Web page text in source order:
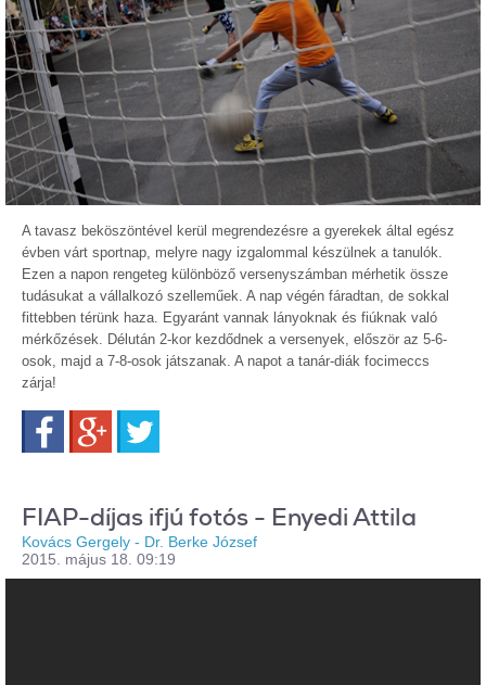
A tavasz beköszöntével kerül megrendezésre a gyerekek által egész
évben várt sportnap, melyre nagy izgalommal készülnek a tanulók.
Ezen a napon rengeteg különböző versenyszámban mérhetik össze
tudásukat a vállalkozó szelleműek. A nap végén fáradtan, de sokkal
fittebben térünk haza. Egyaránt vannak lányoknak és fiúknak való
mérkőzések. Délután 2-kor kezdődnek a versenyek, először az 5-6-
osok, majd a 7-8-osok játszanak. A napot a tanár-diák focimeccs
zárja!
FacebookGoogle+
FIAP-díjas ifjú fotós - Enyedi Attila
Kovács Gergely - Dr. Berke József
2015. május 18. 09:19